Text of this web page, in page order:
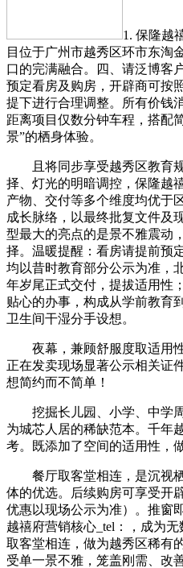
1. 保隆越
目位于广州市越秀区环市东淘
口的完满融合。四、请泛博客
预定看房及购房，开辟商可按
提下进行合理调整。所有价钱
距离项目仅数分钟车程，搭配
景”的栖身体验。
且将同步享受越秀区教育规
择、灯光的明暗调控，保隆越
产物、交付等多个维度均优于
成长脉络，以最终批复文件及
型最大的亮点的是景不雅震动
择。温暖提醒：看房请提前预
均以昔时教育部分公示为准，
年岁尾正式交付，提拔适用性
贴心的办事，构成从学前教育
卫生间干湿分手设想。
夜幕，兼顾舒服度取适用性
正在发卖现场显著公示相关证
想简约而不简单！
挖掘长儿园、小学、中学周
为城芯人居的稀缺范本。千年
考。既添加了空间的适用性，
餐厅取客堂相连，是沉视栖
体的优选。后续购房可享受开
优惠以现场公示为准）。推窗
越禧府营销核心_tel：，成为
取客堂相连，做为越秀区稀有
受单一景不雅，笼盖刚需、改